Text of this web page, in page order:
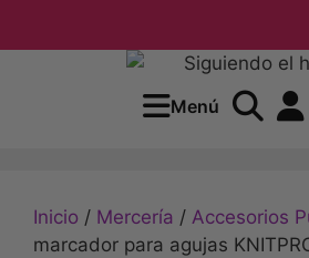
Menú
Inicio / Mercería / Accesorios
marcador para agujas